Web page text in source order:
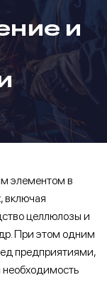
и
элементом в
включая
целлюлозы и
При этом одним
предприятиями,
необходимость